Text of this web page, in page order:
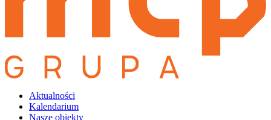
Aktualności
Kalendarium
Nasze obiekty